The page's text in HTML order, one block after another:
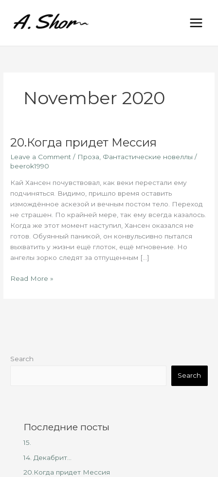
content
November 2020
20.Когда придет Мессия
Leave a Comment / Проза Фантастические новеллы /
beerok1990
Кай Хансен почувствовал, как веки перестали ему
подчиняться. Видимо, пришло время оставить
измождённое аскезой и вечным постом тело. Переход
не страшен. По крайней мере, так ему всегда казалось.
Когда же этот момент наступил, Хансен оказался не
готов. Обуянный паникой, он конвульсивно пытался
выхватить у жизни ещё глоток, ещё мгновение. Но
ангелы зорко следят за отпущенным […]
20.Когда
Мессия
Read More »
Search
Search
Последние посты
15.
14. Декабрит…
20.Когда придет Мессия